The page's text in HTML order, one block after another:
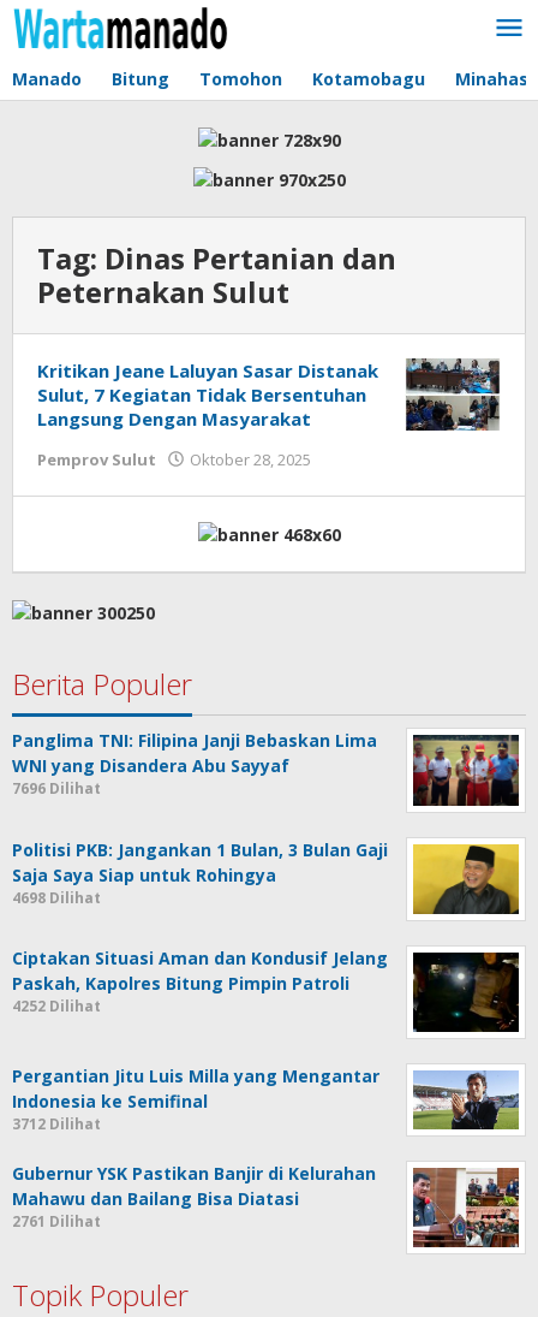
Lewati
ke
Manado Bitung Tomohon Kotamobagu Minahasa
Tag: Dinas Pertanian dan
Peternakan Sulut
Kritikan Jeane Laluyan Sasar Distanak
Sulut, 7 Kegiatan Tidak Bersentuhan
Langsung Dengan Masyarakat
Pemprov Sulut Oktober 28, 2025
Berita Populer
Panglima TNI: Filipina Janji Bebaskan Lima
WNI yang Disandera Abu Sayyaf
7696 Dilihat
Politisi PKB: Jangankan 1 Bulan, 3 Bulan Gaji
Saja Saya Siap untuk Rohingya
4698 Dilihat
Ciptakan Situasi Aman dan Kondusif Jelang
Paskah, Kapolres Bitung Pimpin Patroli
4252 Dilihat
Pergantian Jitu Luis Milla yang Mengantar
Indonesia ke Semifinal
3712 Dilihat
Gubernur YSK Pastikan Banjir di Kelurahan
Mahawu dan Bailang Bisa Diatasi
2761 Dilihat
Topik Populer